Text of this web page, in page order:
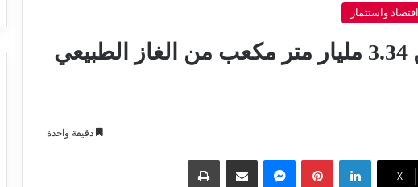
اقتصاد واستثمار
جورجيا ستتلقى أكثر من 3.34 مليار متر مكعب من الغاز الطبيعي
دقيقة واحدة
‫X
لينكدإن بينتيريستماسنجر مشاركة عبر البريد طباعة